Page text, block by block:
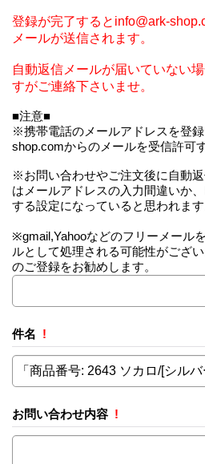
登録が完了するとinfo@ark-
メールが送信されます。
自動返信メールが届いていない
すがご連絡下さいませ。
■注意■
※携帯電話のメールアドレスを登
shop.comからのメールを受信許可
※お問い合わせやご注文後に自動
はメールアドレスの入力間違いか
する設定になっていると思われます
※gmail,Yahooなどのフリーメール
ルとして処理される可能性がござ
のご登録をお勧めします。
件名 !
お問い合わせ内容 !